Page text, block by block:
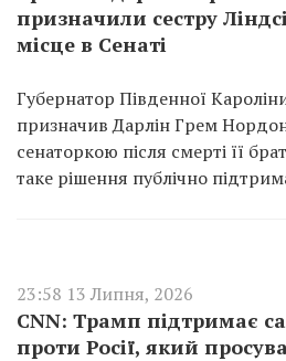
призначили сестру
місце в Сенаті
Губернатор Південної
призначив Дарлін Грем
сенаторкою після смерті її
таке рішення публічно
23:58 13 Липня, 2026
CNN: Трамп підтримає
проти Росії, який